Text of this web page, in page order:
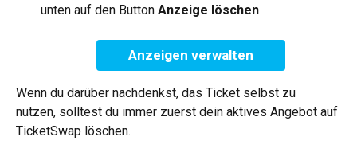
unten auf den Button Anzeige löschen
Anzeigen verwalten
Wenn du darüber nachdenkst, das Ticket selbst zu
nutzen, solltest du immer zuerst dein aktives Angebot auf
TicketSwap löschen.